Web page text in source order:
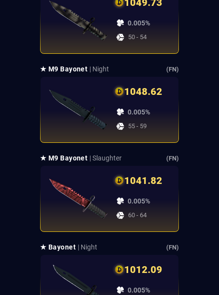
1049.73
0.005%
50 - 54
★ M9 Bayonet | Night (FN)
1048.62
0.005%
55 - 59
★ M9 Bayonet | Slaughter (FN)
1041.82
0.005%
60 - 64
★ Bayonet | Night (FN)
1012.09
0.005%